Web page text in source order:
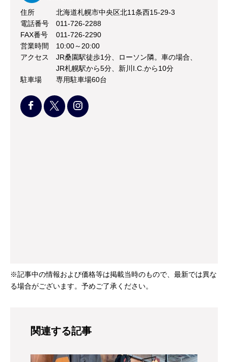
住所
北海道札幌市中央区北11条西15-29-3
電話番号
011-726-2288
FAX番号
011-726-2290
営業時間
10:00～20:00
アクセス
JR桑園駅徒歩1分、ローソン隣。車の場合、
JR札幌駅から5分、新川I.C.から10分
駐車場
専用駐車場60台
※記事中の情報および価格等は掲載当時のもので、最新では異な
る場合がございます。予めご了承ください。
関連する記事